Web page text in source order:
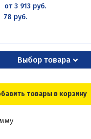
от 3 913 руб.
78 руб.
Выбор товара
товары в корзину